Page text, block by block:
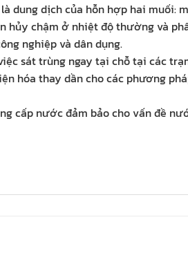
dung dịch của hỗn hợp hai muối:
hủy chậm ở nhiệt độ thường và
nghiệp và dân dụng.
sát trùng ngay tại chỗ tại các
hóa thay dần cho các phương
cấp nước đảm bảo cho vấn đề